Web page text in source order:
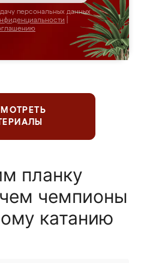
персональных данных
планку
чемпионы
катанию